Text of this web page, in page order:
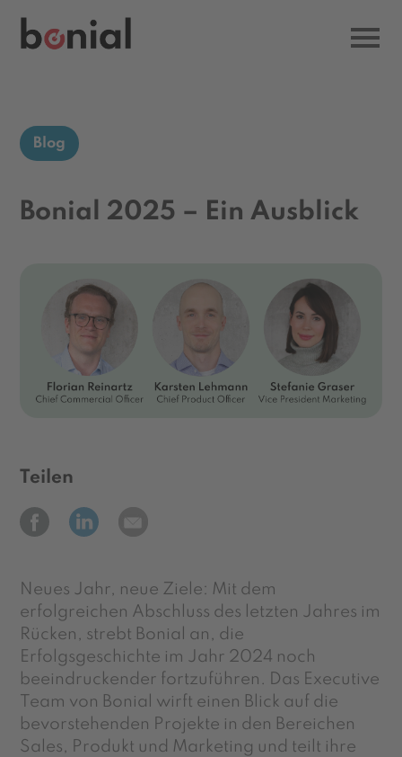
Blog
Bonial 2025 – Ein Ausblick
Teilen
Neues Jahr, neue Ziele: Mit dem
erfolgreichen Abschluss des letzten Jahres im
Rücken, strebt Bonial an, die
Erfolgsgeschichte im Jahr 2024 noch
beeindruckender fortzuführen. Das Executive
Team von Bonial wirft einen Blick auf die
bevorstehenden Projekte in den Bereichen
Sales, Produkt und Marketing und teilt ihre